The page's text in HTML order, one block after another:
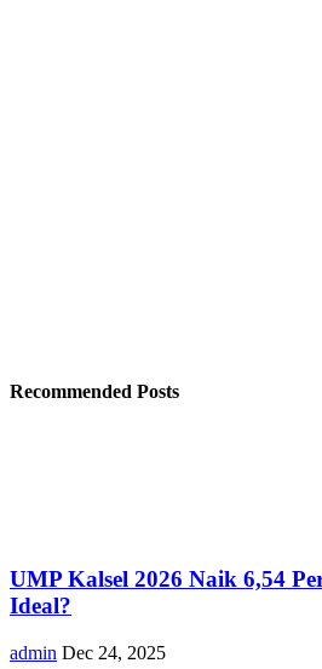
Recommended Posts
UMP Kalsel 2026 Naik 6,54
Ideal?
admin Dec 24, 2025